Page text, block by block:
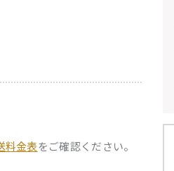
料金表をご確認ください。